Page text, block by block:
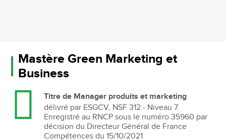
Mastère Green Marketing et
Business
Titre de Manager produits et marketing
délivré par ESGCV, NSF 312 - Niveau 7.
Enregistré au RNCP sous le numéro 35960 par
décision du Directeur Général de France
Compétences du 15/10/2021